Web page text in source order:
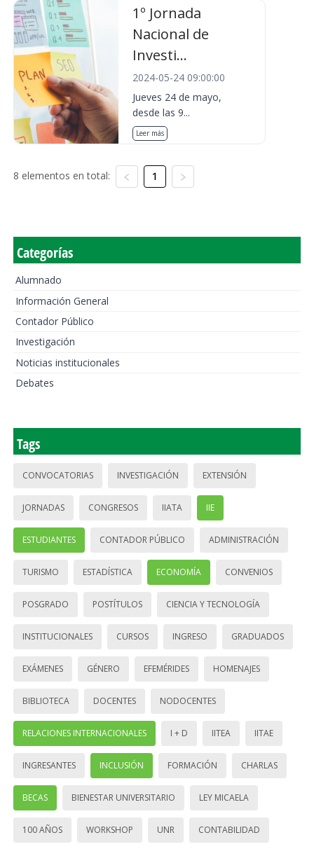
1º Jornada
Nacional de
Investi...
2024-05-24 09:00:00
Jueves 24 de mayo,
desde las 9...
Leer más
8 elementos en total: 1
Categorías
Alumnado
Información General
Contador Público
Investigación
Noticias institucionales
Debates
Tags
CONVOCATORIAS INVESTIGACIÓN EXTENSIÓN
JORNADAS CONGRESOS IIATA IIE
ESTUDIANTES CONTADOR PÚBLICO ADMINISTRACIÓN
TURISMO ESTADÍSTICA ECONOMÍA CONVENIOS
POSGRADO POSTÍTULOS CIENCIA Y TECNOLOGÍA
INSTITUCIONALES CURSOS INGRESO GRADUADOS
EXÁMENES GÉNERO EFEMÉRIDES HOMENAJES
BIBLIOTECA DOCENTES NODOCENTES
RELACIONES INTERNACIONALES I + D IITEA IITAE
INGRESANTES INCLUSIÓN FORMACIÓN CHARLAS
BECAS BIENESTAR UNIVERSITARIO LEY MICAELA
100 AÑOS WORKSHOP UNR CONTABILIDAD